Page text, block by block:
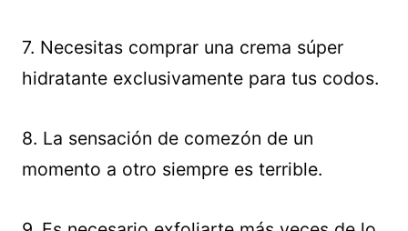
7. Necesitas comprar una crema súper
hidratante exclusivamente para tus codos.
8. La sensación de comezón de un
momento a otro siempre es terrible.